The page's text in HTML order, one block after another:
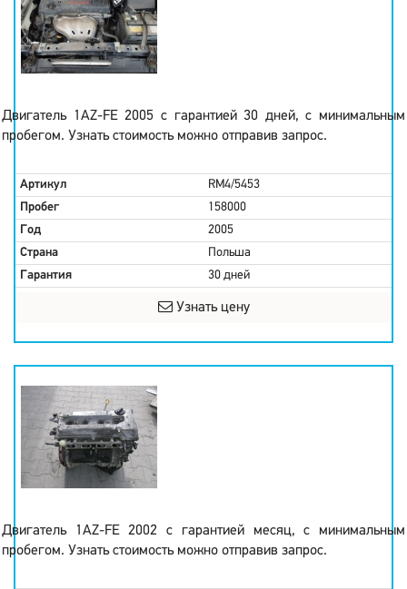
Двигатель 1AZ-FE 2005 с гарантией 30 дней, с минимальным
пробегом. Узнать стоимость можно отправив запрос.
Артикул
RM4/5453
Пробег
158000
Год
2005
Страна
Польша
Гарантия
30 дней
Узнать цену
Двигатель 1AZ-FE 2002 с гарантией месяц, с минимальным
пробегом. Узнать стоимость можно отправив запрос.